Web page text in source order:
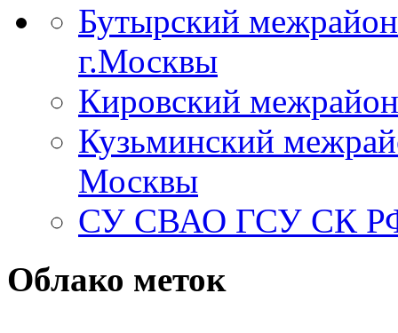
Бутырский
г.Москвы
Кировский
Кузьминский
Москвы
СУ СВАО ГСУ СК
Облако меток